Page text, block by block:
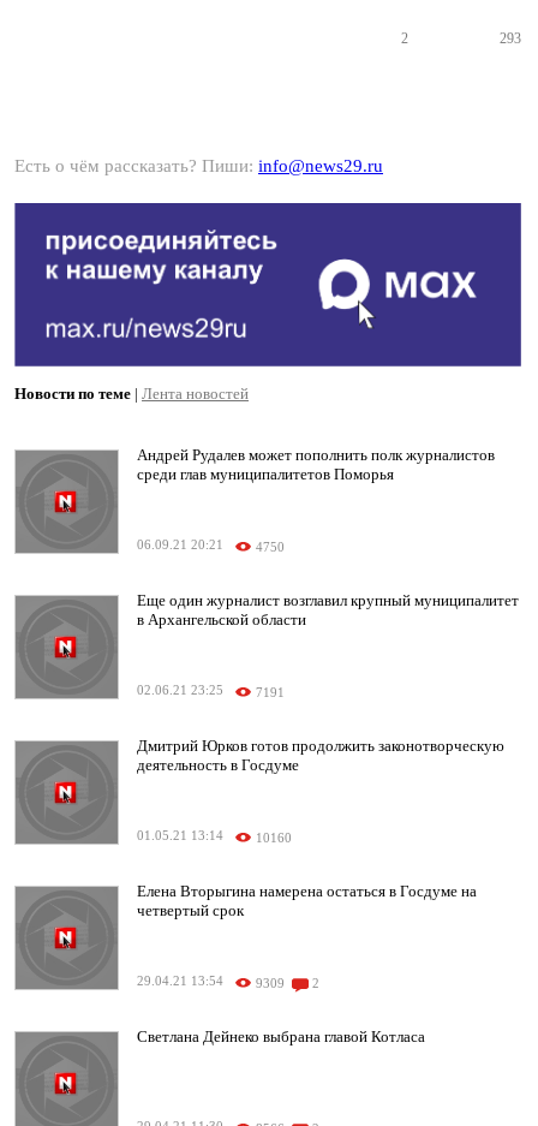
2 293
Есть о чём рассказать? Пиши: info@news29.ru
Новости по теме | Лента новостей
Андрей Рудалев может пополнить полк журналистов
среди глав муниципалитетов Поморья
06.09.21 20:21 4750
Еще один журналист возглавил крупный муниципалитет
в Архангельской области
02.06.21 23:25 7191
Дмитрий Юрков готов продолжить законотворческую
деятельность в Госдуме
01.05.21 13:14 10160
Елена Вторыгина намерена остаться в Госдуме на
четвертый срок
29.04.21 13:54 9309 2
Светлана Дейнеко выбрана главой Котласа